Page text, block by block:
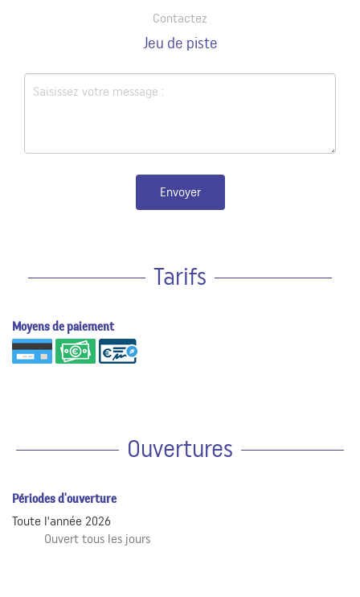
Contactez
Jeu de piste
Envoyer
Tarifs
Moyens de paiement
Ouvertures
Périodes d'ouverture
Toute l'année 2026
Ouvert tous les jours